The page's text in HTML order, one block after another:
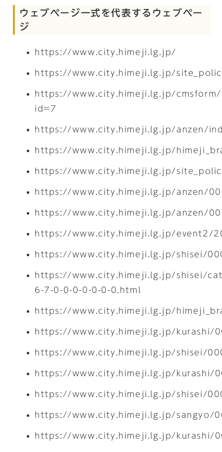
ウェブページ一式を代表するウェブペー
ジ
https://www.city.himeji.lg.jp/
https://www.city.himeji.lg.jp/
https://www.city.himeji.lg.jp/cmsform/
id=7
https://www.city.himeji.lg.jp/anzen/
https://www.city.himeji.lg.jp/
https://www.city.himeji.lg.jp/
https://www.city.himeji.lg.jp/anzen/
https://www.city.himeji.lg.jp/anzen/
https://www.city.himeji.lg.jp/event2/
https://www.city.himeji.lg.jp/shisei/
https://www.city.himeji.lg.jp/shisei/
6-7-0-0-0-0-0-0-0.html
https://www.city.himeji.lg.jp/
https://www.city.himeji.lg.jp/kurashi/
https://www.city.himeji.lg.jp/shisei/
https://www.city.himeji.lg.jp/kurashi/
https://www.city.himeji.lg.jp/shisei/
https://www.city.himeji.lg.jp/sangyo/
https://www.city.himeji.lg.jp/kurashi/